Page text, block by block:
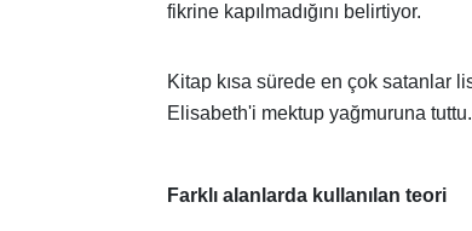
fikrine kapılmadığını belirtiyor.
Kitap kısa sürede en çok satanlar
Elisabeth'i mektup yağmuruna tuttu.
Farklı alanlarda kullanılan teori